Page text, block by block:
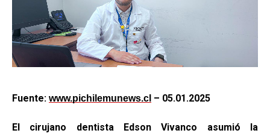
Fuente: www.pichilemunews.cl – 05.01.2025
El cirujano dentista Edson Vivanco asumió la